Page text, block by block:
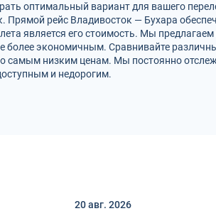
оптимальный вариант для вашего
Прямой рейс Владивосток — Бухара
является его стоимость. Мы
экономичным. Сравнивайте
самым низким ценам. Мы постоянно
и недорогим.
20 авг. 2026